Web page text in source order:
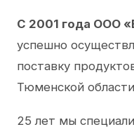
С 2001 года ООО
успешно
поставку
Тюменской
25 лет мы